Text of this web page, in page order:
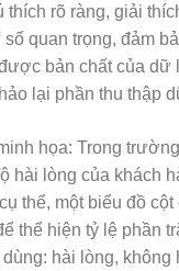
thích rõ ràng, giải
số quan trọng, đảm
bản chất của dữ
lại phần thu thập
họa: Trong
hài lòng của khách
thể, một biểu đồ
thể hiện tỷ lệ phần
hài lòng, không